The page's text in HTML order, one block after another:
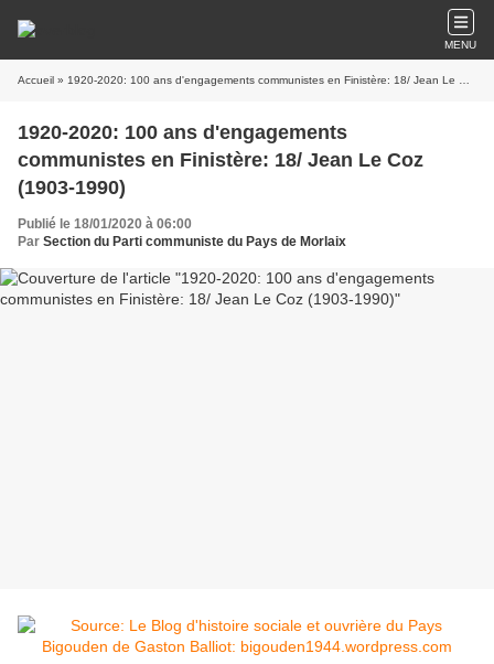
MENU
Accueil » 1920-2020: 100 ans d'engagements communistes en Finistère: 18/ Jean Le Coz (1903-1990)
1920-2020: 100 ans d'engagements
communistes en Finistère: 18/ Jean Le Coz
(1903-1990)
Publié le 18/01/2020 à 06:00
Par Section du Parti communiste du Pays de Morlaix